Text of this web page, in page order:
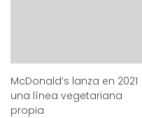
McDonald’s lanza en 2021
una línea vegetariana
propia